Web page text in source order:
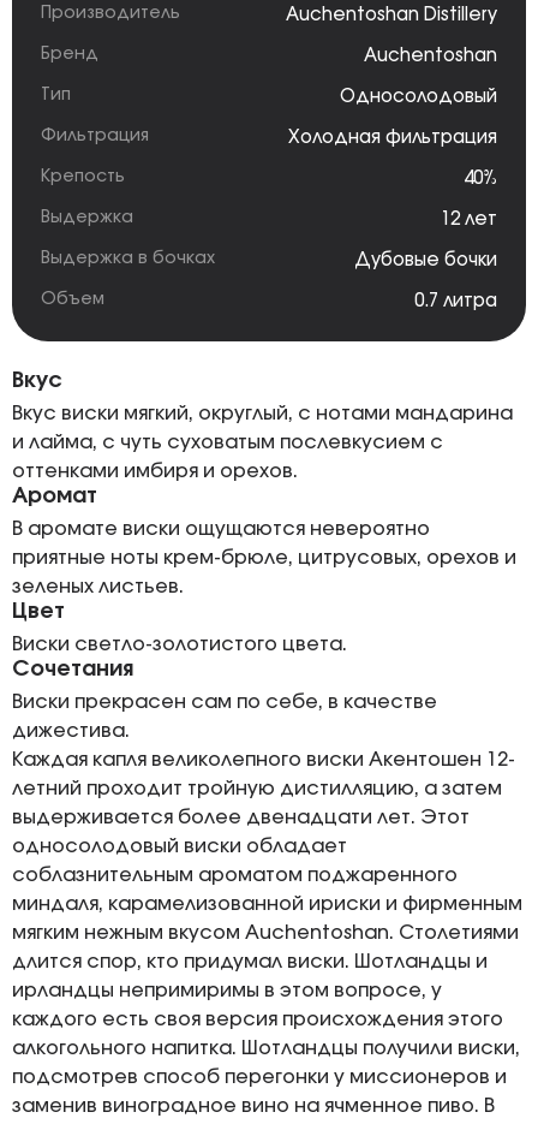
Производитель Auchentoshan Distillery
Бренд Auchentoshan
Тип Односолодовый
Фильтрация Холодная фильтрация
Крепость 40%
Выдержка 12 лет
Выдержка в бочках Дубовые бочки
Объем 0.7 литра
Вкус
Вкус виски мягкий, округлый, с нотами мандарина
и лайма, с чуть суховатым послевкусием с
оттенками имбиря и орехов.
Аромат
В аромате виски ощущаются невероятно
приятные ноты крем-брюле, цитрусовых, орехов и
зеленых листьев.
Цвет
Виски светло-золотистого цвета.
Сочетания
Виски прекрасен сам по себе, в качестве
дижестива.
Каждая капля великолепного виски Акентошен 12-
летний проходит тройную дистилляцию, а затем
выдерживается более двенадцати лет. Этот
односолодовый виски обладает
соблазнительным ароматом поджаренного
миндаля, карамелизованной ириски и фирменным
мягким нежным вкусом Auchentoshan. Столетиями
длится спор, кто придумал виски. Шотландцы и
ирландцы непримиримы в этом вопросе, у
каждого есть своя версия происхождения этого
алкогольного напитка. Шотландцы получили виски,
подсмотрев способ перегонки у миссионеров и
заменив виноградное вино на ячменное пиво. В